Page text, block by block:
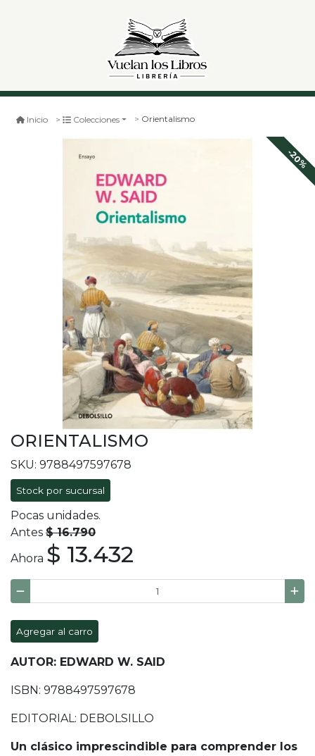
Inicio Colecciones Orientalismo
-20%
ORIENTALISMO
SKU: 9788497597678
Stock por sucursal
Pocas unidades.
Antes $ 16.790
Ahora $ 13.432
Agregar al carro
AUTOR: EDWARD W. SAID
ISBN: 9788497597678
EDITORIAL: DEBOLSILLO
Un clásico imprescindible para comprender los